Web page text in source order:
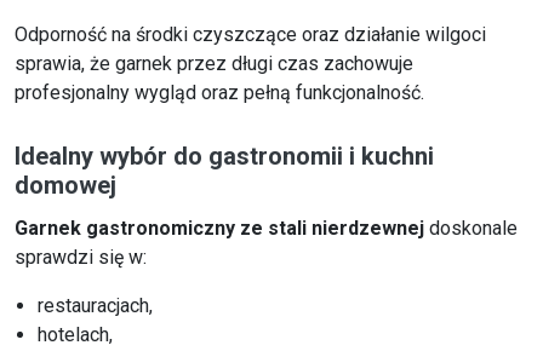
Odporność na środki czyszczące oraz działanie wilgoci
sprawia, że garnek przez długi czas zachowuje
profesjonalny wygląd oraz pełną funkcjonalność.
Idealny wybór do gastronomii i kuchni
domowej
Garnek gastronomiczny ze stali nierdzewnej doskonale
sprawdzi się w:
restauracjach,
hotelach,